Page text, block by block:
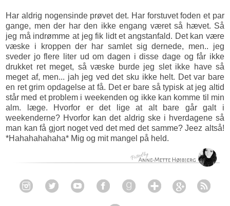
Har aldrig nogensinde prøvet det. Har forstuvet foden et par
gange, men der har den ikke engang været så hævet. Så
jeg må indrømme at jeg fik lidt et angstanfald. Det kan være
væske i kroppen der har samlet sig dernede, men.. jeg
sveder jo flere liter ud om dagen i disse dage og får ikke
drukket ret meget, så væske burde jeg slet ikke have så
meget af, men... jah jeg ved det sku ikke helt. Det var bare
en ret grim opdagelse at få. Det er bare så typisk at jeg altid
står med et problem i weekenden og ikke kan komme til min
alm. læge. Hvorfor er det lige at alt bare går galt i
weekenderne? Hvorfor kan det aldrig ske i hverdagene så
man kan få gjort noget ved det med det samme? Jeez altså!
*Hahahahahaha* Mig og mit mangel på held.